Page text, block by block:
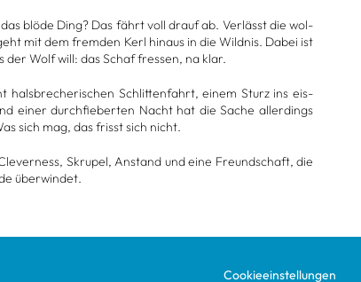
das blöde Ding? Das fährt voll drauf ab. Ver­lässt die wol­
mit dem frem­den Kerl hin­aus in die Wild­nis. Dabei ist
der Wolf will: das Schaf fres­sen, na klar.
hals­bre­che­ri­schen Schlit­ten­fahrt, einem Sturz ins eis­
einer durch­fie­ber­ten Nacht hat die Sache aller­dings
sich mag, das frisst sich nicht.
Skru­pel, Anstand und eine Freund­schaft, die
über­win­det.
Coo­kie­ein­stel­lun­gen